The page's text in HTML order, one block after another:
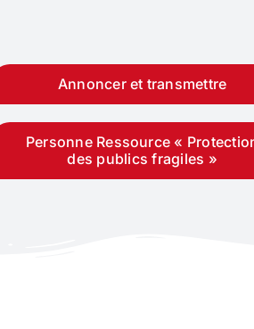
Annoncer et transmettre
Personne Ressource «
des publics fragiles »